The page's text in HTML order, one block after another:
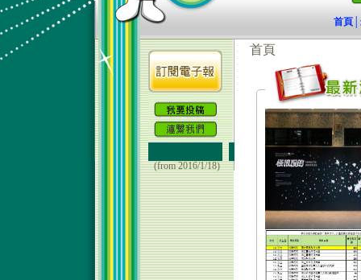
首頁
(from 2016/1/18)